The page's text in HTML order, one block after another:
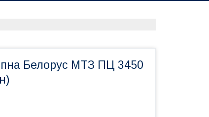
Белорус МТЗ ПЦ 3450